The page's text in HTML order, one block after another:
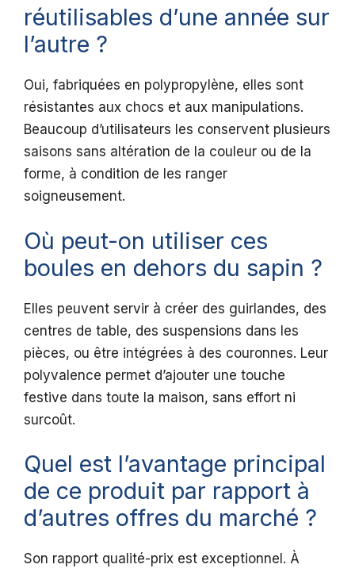
réutilisables d’une année sur
l’autre ?
Oui, fabriquées en polypropylène, elles sont
résistantes aux chocs et aux manipulations.
Beaucoup d’utilisateurs les conservent plusieurs
saisons sans altération de la couleur ou de la
forme, à condition de les ranger
soigneusement.
Où peut-on utiliser ces
boules en dehors du sapin ?
Elles peuvent servir à créer des guirlandes, des
centres de table, des suspensions dans les
pièces, ou être intégrées à des couronnes. Leur
polyvalence permet d’ajouter une touche
festive dans toute la maison, sans effort ni
surcoût.
Quel est l’avantage principal
de ce produit par rapport à
d’autres offres du marché ?
Son rapport qualité-prix est exceptionnel. À